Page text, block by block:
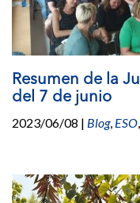
Resumen de la
del 7 de junio
2023/06/08 | Blog, ESO,